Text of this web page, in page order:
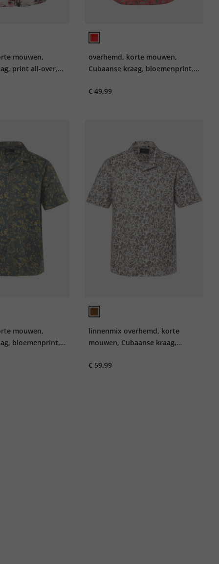
mouwen,
print all-over,
overhemd, korte mouwen,
Cubaanse kraag, bloemenprint,
€ 49,99
mouwen,
bloemenprint,
linnenmix overhemd, korte
mouwen, Cubaanse kraag,
€ 59,99